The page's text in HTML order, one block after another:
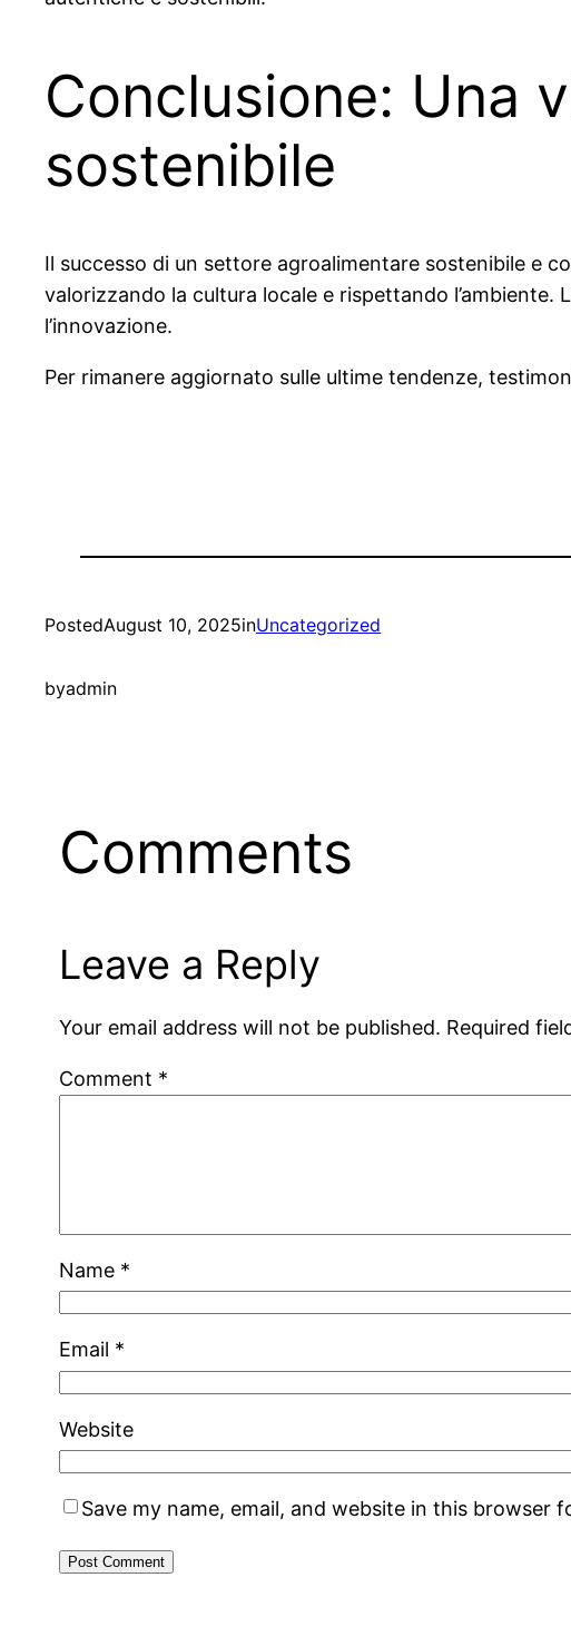
Conclusione: Una
sostenibile
Il successo di un settore agroalimentare sostenibile e
valorizzando la cultura locale e rispettando
l’innovazione.
Per rimanere aggiornato sulle ultime tendenze,
PostedAugust 10, 2025inUncategorized
byadmin
Comments
Leave a Reply
Your email address will not be published. Required
Comment *
Name *
Email *
Website
Save my name, email, and website in this browser